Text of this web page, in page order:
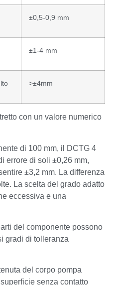
±0,5-0,9 mm
±1-4 mm
>±4mm
con un valore numerico
di 100 mm, il DCTG 4
errore di soli ±0,26 mm,
±3,2 mm. La differenza
La scelta del grado adatto
eccessiva e una
del componente possono
gradi di tolleranza
del corpo pompa
senza contatto